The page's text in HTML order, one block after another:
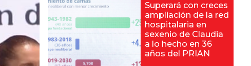
Superará con creces
ampliación de la red
hospitalaria en
sexenio de Claudia
a lo hecho en 36
años del PRIAN